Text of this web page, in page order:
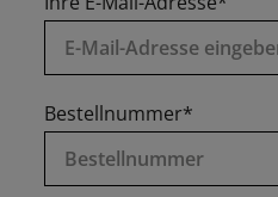
Bestellnummer*